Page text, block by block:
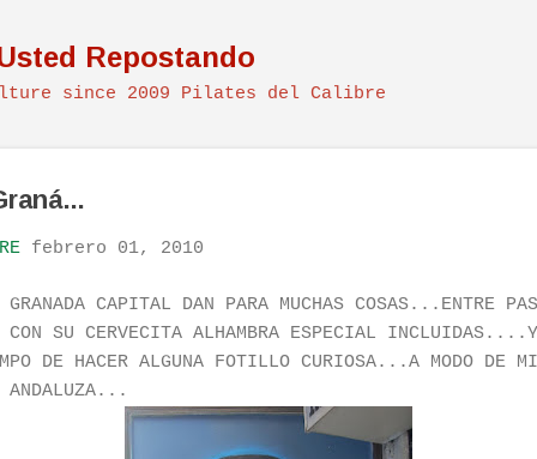
Repostando
since 2009 Pilates del Calibre
febrero 01, 2010
CAPITAL DAN PARA MUCHAS COSAS...ENTRE
CON SU CERVECITA ALHAMBRA ESPECIAL
DE HACER ALGUNA FOTILLO CURIOSA...A MODO DE
ANDALUZA...